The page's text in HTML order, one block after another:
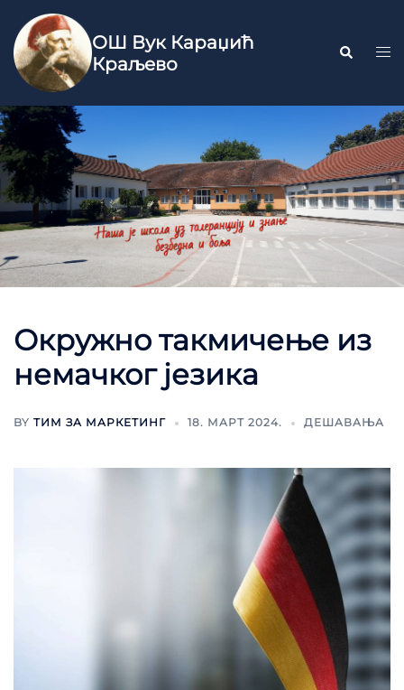
ОШ Вук Караџић
Краљево
Окружно такмичење из
немачког језика
BY ТИМ ЗА МАРКЕТИНГ 18. МАРТ 2024. ДЕШАВАЊА